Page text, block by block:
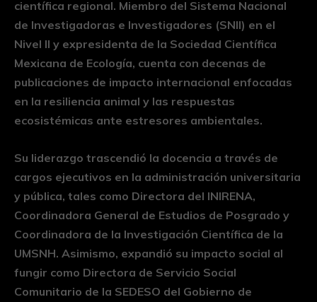
científica regional. Miembro del Sistema Nacional
de Investigadoras e Investigadores (SNII) en el
Nivel II y expresidenta de la Sociedad Científica
Mexicana de Ecología, cuenta con decenas de
publicaciones de impacto internacional enfocadas
en la resiliencia animal y las respuestas
ecosistémicas ante estresores ambientales.
Su liderazgo trascendió la docencia a través de
cargos ejecutivos en la administración universitaria
y pública, tales como Directora del INIRENA,
Coordinadora General de Estudios de Posgrado y
Coordinadora de la Investigación Científica de la
UMSNH. Asimismo, expandió su impacto social al
fungir como Directora de Servicio Social
Comunitario de la SEDESO del Gobierno de